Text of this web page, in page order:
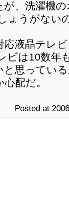
、洗濯機
ょうがない
液晶テレ
ビは10数年
思ってい
配だ。
Posted at